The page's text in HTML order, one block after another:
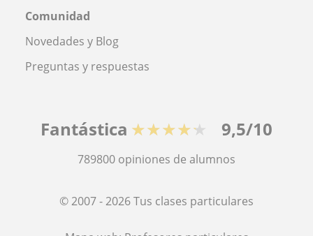
Comunidad
Novedades y Blog
Preguntas y respuestas
Fantástica ★★★★★ 9,5/10
789800 opiniones de alumnos
© 2007 - 2026 Tus clases particulares